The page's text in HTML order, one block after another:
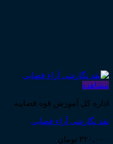
مشاهده
اداره کل آموزش قوه قضاییه
نقد نگارشی آراء قضایی
۳۲۰,۰۰۰ تومان